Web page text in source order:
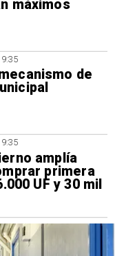
máximos
de
amplía
primera
UF y 30 mil